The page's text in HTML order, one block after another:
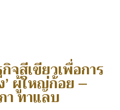
จสีเขียวเพื่อการ
ผู้ใหญ่ก้อย –
ทาแลบ